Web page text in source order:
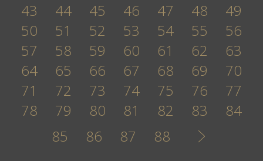
43 44 45 46 47 48
49
50
51 52 53 54 55
56
57
58 59 60 61 62
63
64
65 66 67 68 69
70
71
72 73 74 75 76
77
78
79 80 81 82 83
84
85
86 87 88